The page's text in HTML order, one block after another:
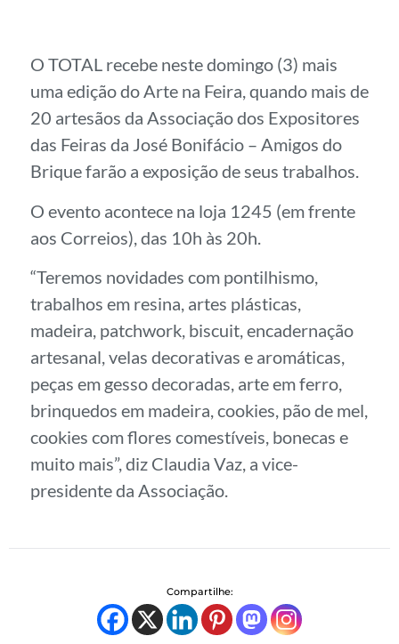
O TOTAL recebe neste domingo (3) mais
uma edição do Arte na Feira, quando mais de
20 artesãos da Associação dos Expositores
das Feiras da José Bonifácio – Amigos do
Brique farão a exposição de seus trabalhos.
O evento acontece na loja 1245 (em frente
aos Correios), das 10h às 20h.
“Teremos novidades com pontilhismo,
trabalhos em resina, artes plásticas,
madeira, patchwork, biscuit, encadernação
artesanal, velas decorativas e aromáticas,
peças em gesso decoradas, arte em ferro,
brinquedos em madeira, cookies, pão de mel,
cookies com flores comestíveis, bonecas e
muito mais”, diz Claudia Vaz, a vice-
presidente da Associação.
Compartilhe: